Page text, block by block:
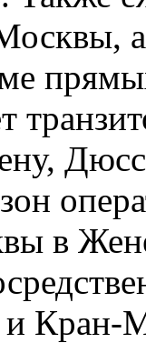
в
и Кран-